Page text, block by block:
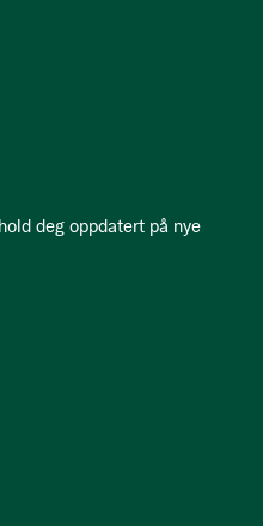
deg oppdatert på nye